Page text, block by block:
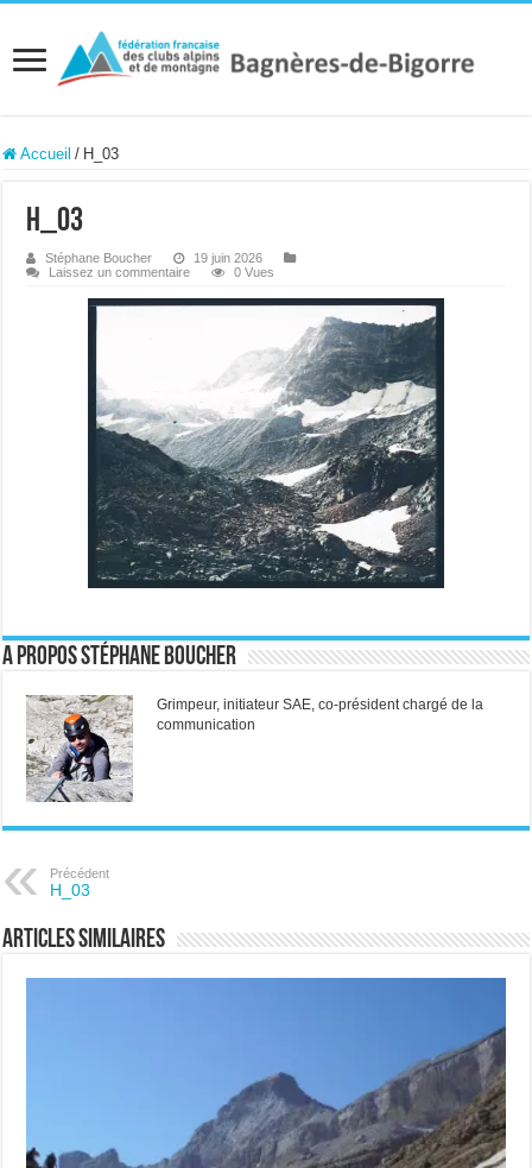
Accueil / H_03
H_03
Stéphane Boucher
19 juin 2026
Laissez un commentaire
0 Vues
A propos Stéphane Boucher
Grimpeur, initiateur SAE, co-président chargé de la
communication
Précédent
H_03
Articles similaires